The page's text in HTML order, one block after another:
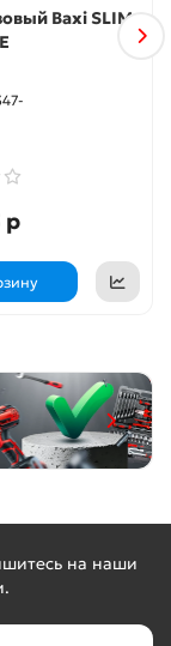
Baxi SLIM
р
на наши